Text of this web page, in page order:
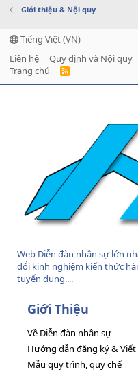
Giới thiệu & Nội quy
Tiếng Việt (VN)
Liên hệ
Quy định và Nội quy
Trang chủ
R
Web Diễn đàn nhân sự lớn
đổi kinh nghiệm kiến thức
tuyển dụng....
Giới Thiệu
Về Diễn đàn nhân sự
Hướng dẫn đăng ký & Viết
Mẫu quy trình, quy chế